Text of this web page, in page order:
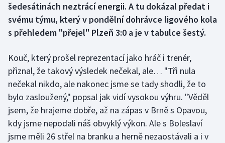
Florbal
Futsal
Golf
Gymnastika
Házená
Jezdectví
šedesátinách neztrácí energii. A tu dokázal předat i
svému týmu, který v pondělní dohrávce ligového kola
s přehledem "přejel" Plzeň 3:0 a je v tabulce šestý.
Kouč, který prošel reprezentací jako hráč i trenér,
přiznal, že takový výsledek nečekal, ale… "Tři nula
nečekal nikdo, ale nakonec jsme se tady shodli, že to
bylo zasloužený," popsal jak vidí vysokou výhru. "Věděl
jsem, že hrajeme dobře, až na zápas v Brně s Opavou,
kdy jsme nepodali náš obvyklý výkon. Ale s Boleslaví
jsme měli 26 střel na branku a herně nezaostávali a i v